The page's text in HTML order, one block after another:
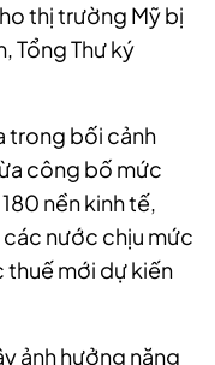
thị trường Mỹ bị
Tổng Thư ký
trong bối cảnh
công bố mức
nền kinh tế,
nước chịu mức
thuế mới dự kiến
ảnh hưởng nặng